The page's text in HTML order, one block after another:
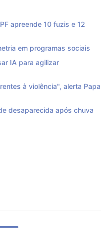
apreende 10 fuzis e 12
em programas sociais
IA para agilizar
à violência", alerta Papa
desaparecida após chuva